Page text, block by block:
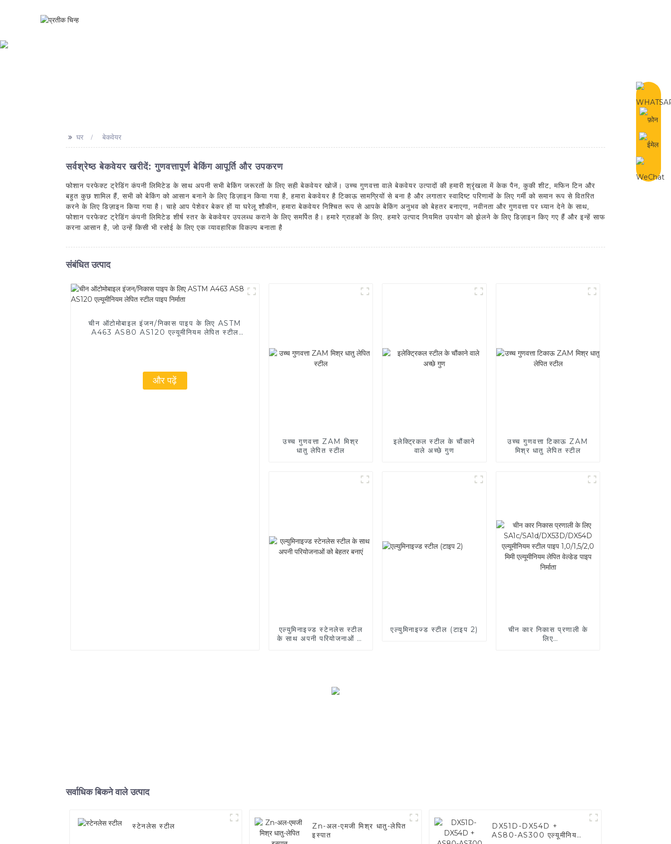
>> घर बेकवेयर
सर्वश्रेष्ठ बेकवेयर खरीदें: गुणवत्तापूर्ण बेकिंग आपूर्ति और उपकरण
फोशान परफेक्ट ट्रेडिंग कंपनी लिमिटेड के साथ अपनी सभी बेकिंग जरूरतों के लिए सही बेकवेयर खोजें। उच्च गुणवत्ता वाले बेकवेयर उत्पादों की हमारी श्रृंखला में केक पैन, कुकी शीट, मफिन टिन और
बहुत कुछ शामिल हैं, सभी को बेकिंग को आसान बनाने के लिए डिज़ाइन किया गया है, हमारा बेकवेयर है टिकाऊ सामग्रियों से बना है और लगातार स्वादिष्ट परिणामों के लिए गर्मी को समान रूप से वितरित
करने के लिए डिज़ाइन किया गया है। चाहे आप पेशेवर बेकर हों या घरेलू शौकीन, हमारा बेकवेयर निश्चित रूप से आपके बेकिंग अनुभव को बेहतर बनाएगा, नवीनता और गुणवत्ता पर ध्यान देने के साथ,
फोशान परफेक्ट ट्रेडिंग कंपनी लिमिटेड शीर्ष स्तर के बेकवेयर उपलब्ध कराने के लिए समर्पित है। हमारे ग्राहकों के लिए. हमारे उत्पाद नियमित उपयोग को झेलने के लिए डिज़ाइन किए गए हैं और इन्हें साफ
करना आसान है, जो उन्हें किसी भी रसोई के लिए एक व्यावहारिक विकल्प बनाता है
संबंधित उत्पाद
चीन ऑटोमोबाइल इंजन/निकास पाइप के लिए ASTM
A463 AS80 AS120 एल्यूमीनियम लेपित स्टील
और पढ़ें
उच्च गुणवत्ता ZAM मिश्र
धातु लेपित स्टील
इलेक्ट्रिकल स्टील के चौंकाने
वाले अच्छे गुण
उच्च गुणवत्ता टिकाऊ ZAM
मिश्र धातु लेपित स्टील
एल्युमिनाइज्ड स्टेनलेस स्टील
के साथ अपनी परियोजनाओं को
एल्युमिनाइज्ड स्टील (टाइप 2)
चीन कार निकास प्रणाली के
लिए
सर्वाधिक बिकने वाले उत्पाद
स्टेनलेस स्टील
Zn-अल-एमजी मिश्र धातु-लेपित
इस्पात
DX51D-DX54D +
AS80-AS300 एल्यूमीनियम